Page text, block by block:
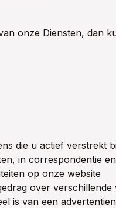
onze Diensten, dan
die u actief verstrekt
in correspondentie
op onze website
over
is van een